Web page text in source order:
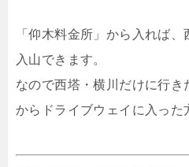
「仰木料金所」から入れば
入山できます。
なので西塔・横川だけに行
からドライブウェイに入った